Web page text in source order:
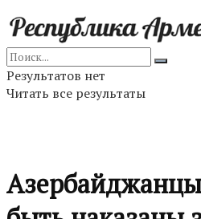
Результатов нет
Читать все результаты